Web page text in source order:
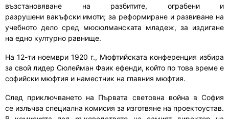
възстановяване на разбитите, ограбени и
разрушени вакъфски имоти; за реформиране и развиване на
учебното дело сред мюсюлманската младеж, за издигане
на едно културно равнище.
На 12-ти ноември 1920 г., Мюфтийската конференция избира
за свой лидер Сюлейман Фаик ефенди, който по това време е
софийски мюфтия и наместник на главния мюфтия.
След приключването на Първата световна война в София
се излъчва специална комисия за изготвяне на проектоустав.